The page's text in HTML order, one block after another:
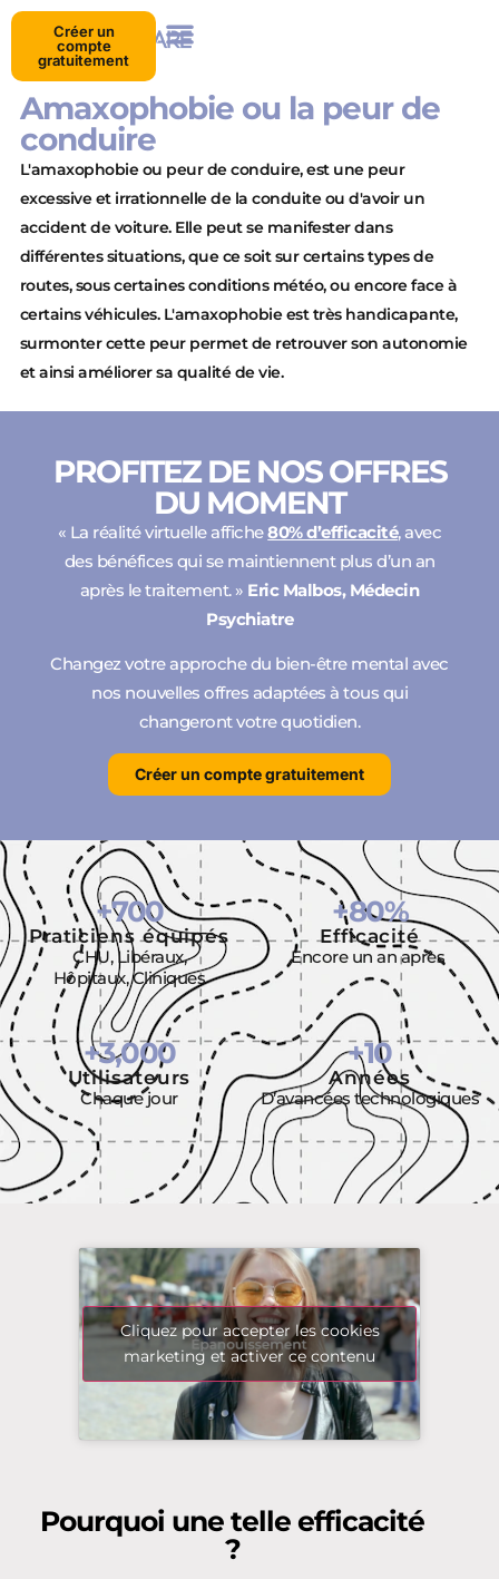
Créer un
compte
gratuitement
Amaxophobie ou la peur de
conduire
L'amaxophobie ou peur de conduire, est une peur
excessive et irrationnelle de la conduite ou d'avoir un
accident de voiture. Elle peut se manifester dans
différentes situations, que ce soit sur certains types de
routes, sous certaines conditions météo, ou encore face à
certains véhicules. L'amaxophobie est très handicapante,
surmonter cette peur permet de retrouver son autonomie
et ainsi améliorer sa qualité de vie.
PROFITEZ DE NOS OFFRES
DU MOMENT
« La réalité virtuelle affiche80% d’efficacité, avec
des bénéfices qui se maintiennent plus d’un an
après le traitement. » Eric Malbos, Médecin
Psychiatre
Changez votre approche du bien-être mental avec
nos nouvelles offres adaptées à tous qui
changeront votre quotidien.
Créer un compte gratuitement
+700
Praticiens équipés
CHU, Libéraux,
Hôpitaux, Cliniques
+80%
Efficacité
Encore un an après
+3,000
Utilisateurs
Chaque jour
+10
Années
D’avancées technologiques
Cliquez pour accepter les cookies
marketing et activer ce contenu
Pourquoi une telle efficacité
?